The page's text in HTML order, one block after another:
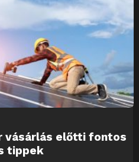
vásárlás előtti fontos
tippek